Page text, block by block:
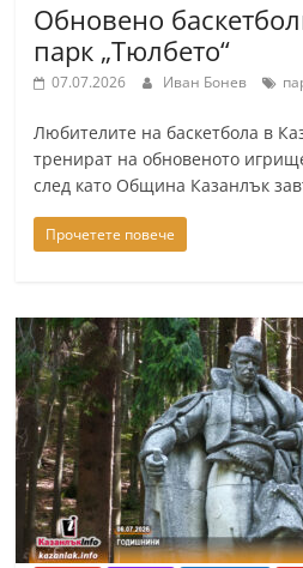
Обновено
парк „Тюлбето“
07.07.2026 Иван Бонев
Любителите на баскетбола в
тренират на обновеното
след като Община Казанлък
Прочетете повече